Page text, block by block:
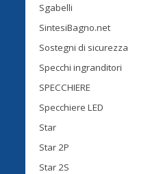
Sgabelli
SintesiBagno.net
Sostegni di sicurezza
Specchi ingranditori
SPECCHIERE
Specchiere LED
Star
Star 2P
Star 2S